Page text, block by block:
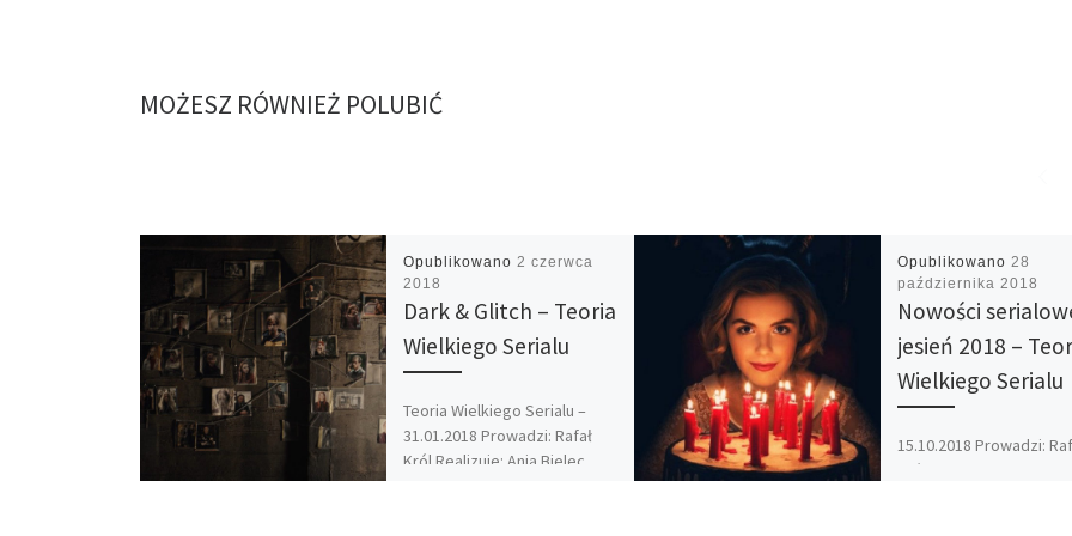
MOŻESZ RÓWNIEŻ POLUBIĆ
Opublikowano 2 czerwca
2018
Dark & Glitch – Teoria
Wielkiego Serialu
Teoria Wielkiego Serialu –
31.01.2018 Prowadzi: Rafał
Król Realizuje: Ania Bielec
Opublikowano 28
października 2018
Nowości
jesień 2018 –
Wielkiego Serialu
15.10.2018 Prowadzi:
Król Druga w tym roku